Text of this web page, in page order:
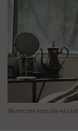
Skuteczne sposoby na